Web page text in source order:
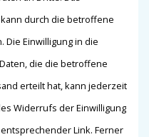
durch die betroffene
Einwilligung in die
die die betroffene
erteilt hat, kann jederzeit
Widerrufs der Einwilligung
Link. Ferner